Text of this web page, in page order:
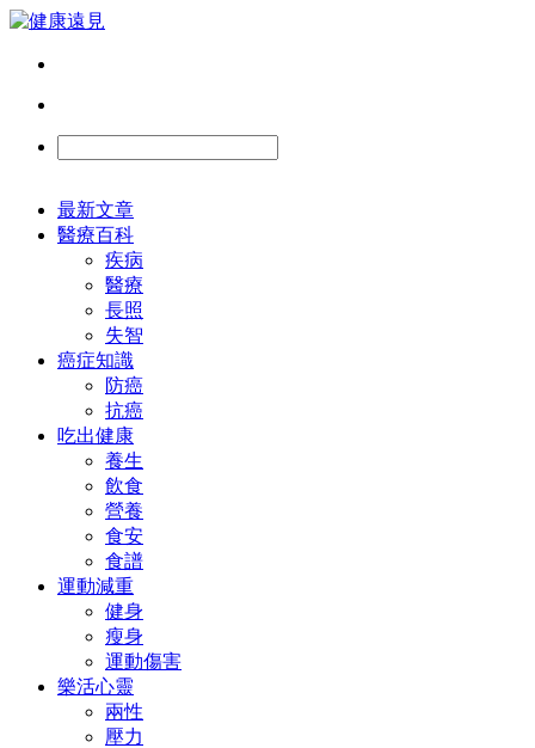
最新文章
醫療百科
疾病
醫療
長照
失智
癌症知識
防癌
抗癌
吃出健康
養生
飲食
營養
食安
食譜
運動減重
健身
瘦身
運動傷害
樂活心靈
兩性
壓力